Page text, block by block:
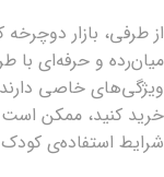
از طرفی، بازار
میان‌رده و حرفه‌ای
ویژگی‌های خاصی
خرید کنید، ممکن است
شرایط استفاده‌ی